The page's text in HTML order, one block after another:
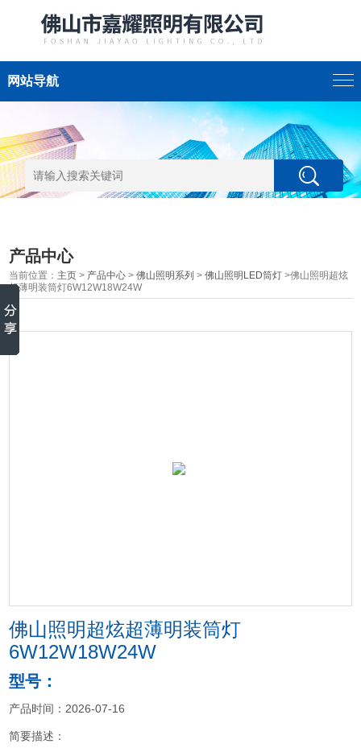
网站导航
产品中心
当前位置： 主页 > 产品中心 >佛山照明系列 >佛山照明LED筒灯 >佛山照明超炫
超薄明装筒灯6W12W18W24W
佛山照明超炫超薄明装筒灯
6W12W18W24W
型号：
产品时间：2026-07-16
简要描述：